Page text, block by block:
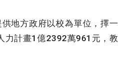
地方政府以校為單位，擇一
力計畫1億2392萬961元，教